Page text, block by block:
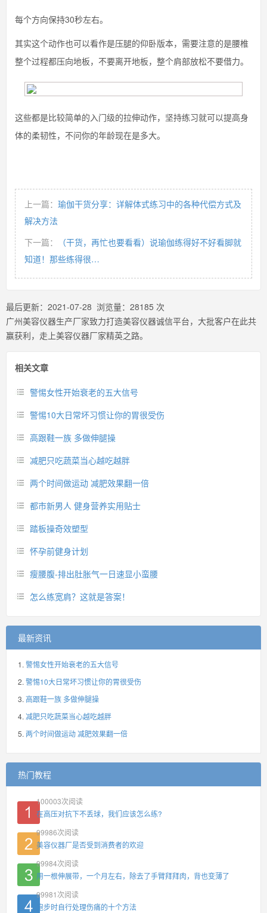
每个方向保持30秒左右。
其实这个动作也可以看作是压腿的仰卧版本，需要注意的是腰椎
整个过程都压向地板，不要离开地板，整个肩部放松不要借力。
这些都是比较简单的入门级的拉伸动作，坚持练习就可以提高身
体的柔韧性，不问你的年龄现在是多大。
上一篇： 瑜伽干货分享：详解体式练习中的各种代偿方式及
解决方法
下一篇：
（干货，再忙也要看看）说瑜伽练得好不好看脚就
知道！那些练得很…
最后更新： 2021-07-28 浏览量： 28185 次
广州美容仪器生产厂家致力打造美容仪器诚信平台，大批客户在此共
赢获利，走上美容仪器厂家精英之路。
相关文章
警惕女性开始衰老的五大信号
警惕10大日常坏习惯让你的胃很受伤
高跟鞋一族 多做伸腿操
减肥只吃蔬菜当心越吃越胖
两个时间做运动 减肥效果翻一倍
都市新男人 健身营养实用贴士
踏板操奇效塑型
怀孕前健身计划
瘦腰腹-排出肚胀气一日速显小蛮腰
怎么练宽肩？这就是答案！
最新资讯
警惕女性开始衰老的五大信号
警惕10大日常坏习惯让你的胃很受伤
高跟鞋一族 多做伸腿操
减肥只吃蔬菜当心越吃越胖
两个时间做运动 减肥效果翻一倍
热门教程
100003次阅读
在高压对抗下不丢球，我们应该怎么练?
99986次阅读
美容仪器厂是否受到消费者的欢迎
99984次阅读
用一根伸展带，一个月左右，除去了手臂拜拜肉，背也变薄了
99981 次阅读
跑步时自行处理伤痛的十个方法